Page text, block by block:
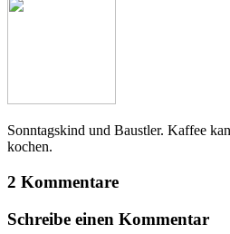
Sonntagskind und Baustler. Kaffee
kochen.
2 Kommentare
Schreibe einen Kommentar